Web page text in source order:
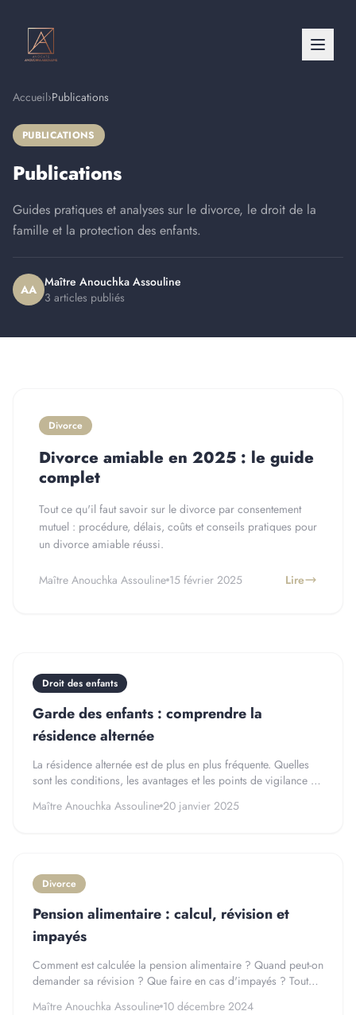
Accueil›Publications
PUBLICATIONS
Publications
Guides pratiques et analyses sur le divorce, le droit de la
famille et la protection des enfants.
AA Maître Anouchka Assouline
3 articles publiés
Divorce
Divorce amiable en 2025 : le guide
complet
Tout ce qu'il faut savoir sur le divorce par consentement
mutuel : procédure, délais, coûts et conseils pratiques pour
un divorce amiable réussi.
Maître Anouchka Assouline 15 février 2025 Lire
Droit des enfants
Garde des enfants : comprendre la
résidence alternée
La résidence alternée est de plus en plus fréquente. Quelles
sont les conditions, les avantages et les points de vigilance à
Maître Anouchka Assouline 20 janvier 2025
Divorce
Pension alimentaire : calcul, révision et
impayés
Comment est calculée la pension alimentaire ? Quand peut-on
demander sa révision ? Que faire en cas d'impayés ? Toutes
Maître Anouchka Assouline 10 décembre 2024